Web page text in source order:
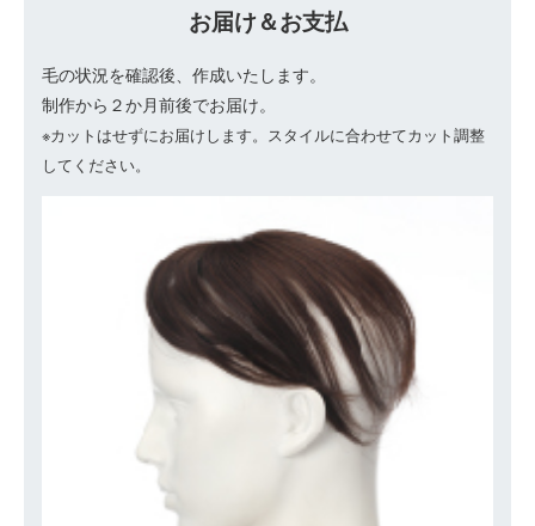
お届け＆お支払
毛の状況を確認後、作成いたします。
制作から２か月前後でお届け。
※カットはせずにお届けします。スタイルに合わせてカット調整
してください。